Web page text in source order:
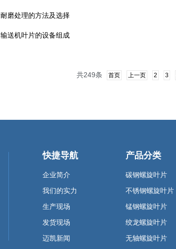
磨处理的方法及选择
送机叶片的设备组成
共249条 首页 上一页 2 3
快捷导航
企业简介
我们的实力
生产现场
发货现场
迈凯新闻
产品分类
碳钢螺旋叶片
不锈钢螺旋叶片
锰钢螺旋叶片
绞龙螺旋叶片
无轴螺旋叶片